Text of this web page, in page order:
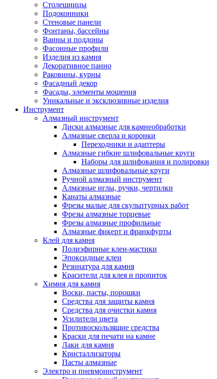
Столешницы
Подоконники
Стеновые панели
Фонтаны, бассейны
Ванны и поддоны
Фасонные профили
Изделия из камня
Декоративное панно
Раковины, курны
Фасадный декор
Фасады, элементы мощения
Уникальные и эксклюзивные изделия
Инструмент
Алмазный инструмент
Диски алмазные для камнеобработки
Алмазные сверла и коронки
Переходники и адаптеры
Алмазные гибкие шлифовальные круги
Наборы для шлифования и полировки
Алмазные шлифовальные круги
Ручной алмазный инструмент
Алмазные иглы, ручки, чертилки
Канаты алмазные
Фрезы малые для скульптурных работ
Фрезы алмазные торцевые
Фрезы алмазные профильные
Алмазные фикерт и франкфурты
Клей для камня
Полиэфирные клеи-мастики
Эпоксидные клеи
Резинатура для камня
Красители для клея и пропиток
Химия для камня
Воски, пасты, порошки
Средства для защиты камня
Средства для очистки камня
Усилители цвета
Противоскользящие средства
Краски для печати на камне
Лаки для камня
Кристаллизаторы
Пасты алмазные
Электро и пневмоинструмент